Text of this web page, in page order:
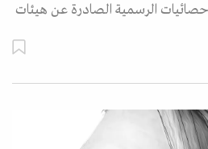
الرسمية الصادرة عن هيئات